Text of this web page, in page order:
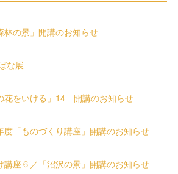
林の景」開講のお知らせ
な展
花をいける」14 開講のお知らせ
度「ものづくり講座」開講のお知らせ
講座６／「沼沢の景」開講のお知らせ